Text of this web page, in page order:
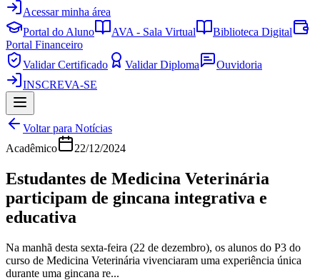
Acessar minha área
Portal do Aluno
AVA - Sala Virtual
Biblioteca Digital
Portal Financeiro
Validar Certificado
Validar Diploma
Ouvidoria
INSCREVA-SE
Voltar para Notícias
Acadêmico
22/12/2024
Estudantes de Medicina Veterinária
participam de gincana integrativa e
educativa
Na manhã desta sexta-feira (22 de dezembro), os alunos do P3 do
curso de Medicina Veterinária vivenciaram uma experiência única
durante uma gincana re...